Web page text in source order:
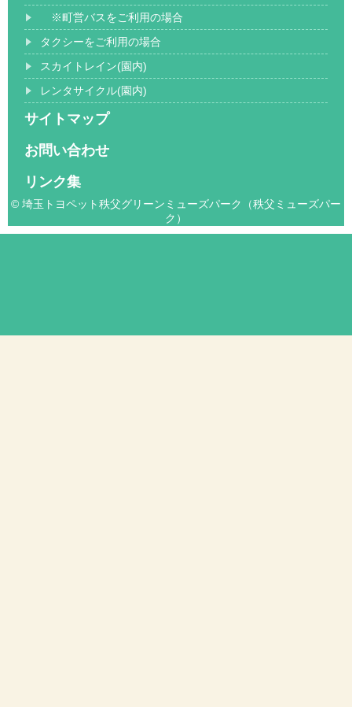
※町営バスをご利用の場合
タクシーをご利用の場合
スカイトレイン(園内)
レンタサイクル(園内)
サイトマップ
お問い合わせ
リンク集
© 埼玉トヨペット秩父グリーンミューズパーク（秩父ミューズパー
ク）